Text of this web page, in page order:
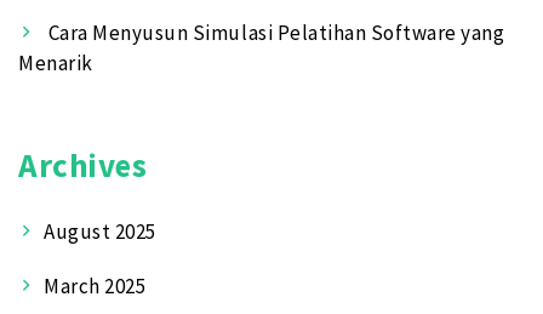
Cara Menyusun Simulasi Pelatihan Software yang
Menarik
Archives
August 2025
March 2025